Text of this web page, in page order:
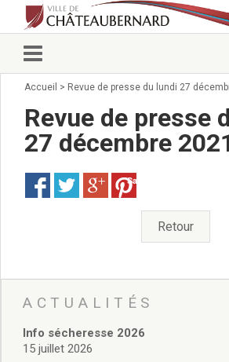
Vie municipale
Conseillers municipaux
Commissions 2026
Arrêtés du Maire
Services municipaux
Pour venir nous voir
administratives
Services Techniques
Affaires Scolaires
Vie associative
Accueil > Revue de presse du lundi 27
Revue de presse
27 décembre
Save
Retour
ACTUALITÉS
Info sécheresse 2026
15 juillet 2026